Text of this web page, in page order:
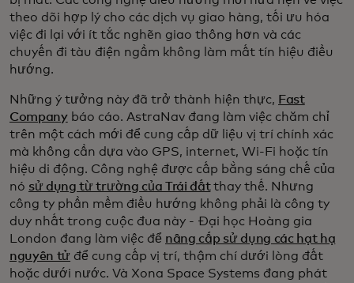
theo dõi hợp lý cho các dịch vụ giao hàng, tối ưu hóa
việc đi lại với ít tắc nghẽn giao thông hơn và các
chuyến đi tàu điện ngầm không làm mất tín hiệu điều
hướng.
Những ý tưởng này đã trở thành hiện thực, Fast
Companybáo cáo. AstraNav đang làm việc chăm chỉ
trên một cách mới để cung cấp dữ liệu vị trí chính xác
mà không cần dựa vào GPS, internet, Wi-Fi hoặc tín
hiệu di động. Công nghệ được cấp bằng sáng chế của
nó sử dụng từ trường của Trái đấtthay thế. Nhưng
công ty phần mềm điều hướng không phải là công ty
duy nhất trong cuộc đua này - Đại học Hoàng gia
London đang làm việc để nâng cấp sử dụng các hạt hạ
nguyên tử để cung cấp vị trí, thậm chí dưới lòng đất
hoặc dưới nước. Và Xona Space Systems đang phát